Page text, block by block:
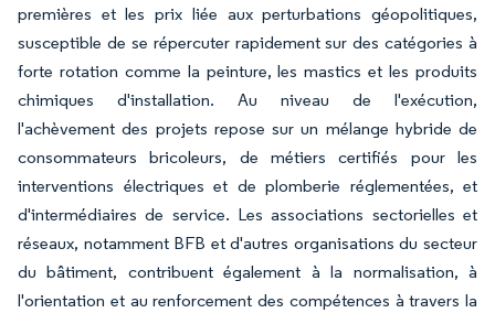
premières et les prix liée aux perturbations géopolitiques,
susceptible de se répercuter rapidement sur des catégories à
forte rotation comme la peinture, les mastics et les produits
chimiques d'installation. Au niveau de l'exécution,
l'achèvement des projets repose sur un mélange hybride de
consommateurs bricoleurs, de métiers certifiés pour les
interventions électriques et de plomberie réglementées, et
d'intermédiaires de service. Les associations sectorielles et
réseaux, notamment BFB et d'autres organisations du secteur
du bâtiment, contribuent également à la normalisation, à
l'orientation et au renforcement des compétences à travers la